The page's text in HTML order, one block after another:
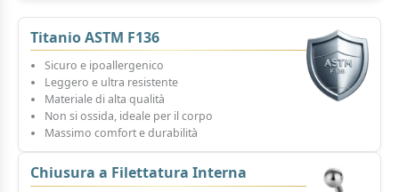
Titanio ASTM F136
Sicuro e ipoallergenico
Leggero e ultra resistente
Materiale di alta qualità
Non si ossida, ideale per il corpo
Massimo comfort e durabilità
Chiusura a Filettatura Interna